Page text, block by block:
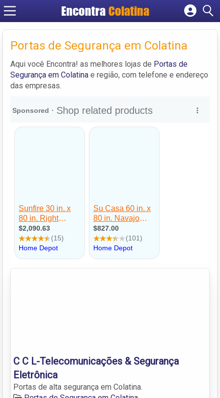
Encontra Colatina
Cadastrar empresa
Criar conta
Portas de Segurança em Colatina
Aqui você Encontra! as melhores lojas de Portas de
Segurança em Colatina e região, com telefone e endereço
das empresas.
C C L-Telecomunicações & Segurança
Eletrônica
Portas de alta segurança em Colatina.